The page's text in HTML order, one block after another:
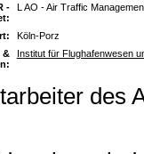
-
L AO - Air Traffic
Köln-Porz
&
Institut für Flughafenwesen
des